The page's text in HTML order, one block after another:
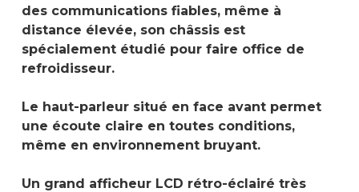
des communications fiables, même à
distance élevée, son châssis est
spécialement étudié pour faire office de
refroidisseur.
Le haut-parleur situé en face avant permet
une écoute claire en toutes conditions,
même en environnement bruyant.
Un grand afficheur LCD rétro-éclairé très